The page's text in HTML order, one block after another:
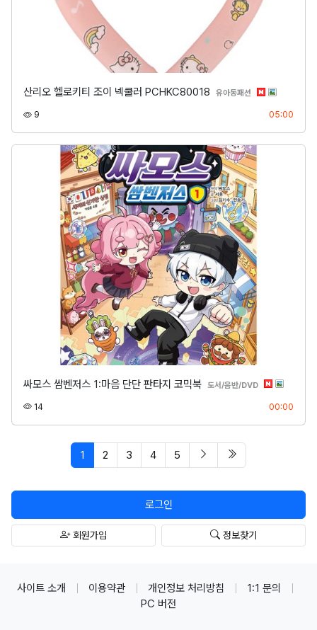
산리오 헬로키티 조이 넥쿨러 PCHKC80018 유아동패션 분류
9 05:00
싸모스 쌈벤저스 1:마음 단단 판타지 코믹북 도서/음반/DVD분류
14조회 00:00
1 페이지 현재
2 3 4 5 다음 페이지
로그인
회원가입 정보찾기
사이트 소개 이용약관 개인정보 처리방침
1:1 문의
PC 버전